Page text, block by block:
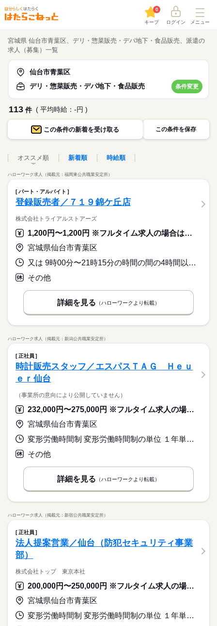
キープ
0
ログイン メニュー
宮城県 仙台市青葉区、デリ・惣菜販売・デパ地下・食品販売、派遣の
求人（募集）一覧
仙台市青葉区
デリ・惣菜販売・デパ地下・食品販売
条件変更
113 件 ( 平均時給：-円 )
この条件の新着を受け取る この条件を保存
オススメ順 新着順 時給順
ハローワーク求人（掲載元：福岡東公共職業安定所）
パート・アルバイト
登録販売者／７１９錦ケ丘店
株式会社トライアルストアーズ
1,200円〜1,200円 ※フルタイム求人の場合は月額（換算額）、パート求人の場合は時間額を表示しています。
宮城県仙台市青葉区
又は 9時00分〜21時15分の時間の間の4時間以上 就業時間に関する特記事項 上記内の４～８時間勤務
その他
詳細を見る （ハローワークより転載）
ハローワーク求人（掲載元：新潟公共職業安定所）
正社員
時計販売スタッフ／エスパスＴＡＧ Ｈｅｕ
ｅｒ仙台
（事業所の意向により公開していません）
232,000円〜275,000円 ※フルタイム求人の場合は月額（換算額）、パート求人の場合は時間額を表示しています。
宮城県仙台市青葉区
変形労働時間制 変形労働時間制の単位 １年単位 就業時間１ 10時20分〜19時20分 就業時間２ 10時20分〜17時20分 就業時間３ 12時20分〜19時20分 就業時間に関する特記事項 １カ月毎のシフト制
その他
詳細を見る （ハローワークより転載）
ハローワーク求人（掲載元：新宿公共職業安定所）
正社員
法人提案営業／仙台（防犯セキュリティ事業
部）
株式会社トップ 東京本社
200,000円〜250,000円 ※フルタイム求人の場合は月額（換算額）、パート求人の場合は時間額を表示しています。
宮城県仙台市青葉区
変形労働時間制 変形労働時間制の単位 １年単位 就業時間１ 8時30分〜18時15分 就業時間に関する特記事項 ＊年間総労働時間２，０８５時間